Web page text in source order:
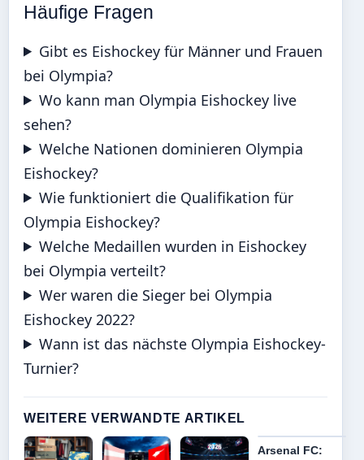
Häufige Fragen
Gibt es Eishockey für Männer und Frauen
bei Olympia?
Wo kann man Olympia Eishockey live
sehen?
Welche Nationen dominieren Olympia
Eishockey?
Wie funktioniert die Qualifikation für
Olympia Eishockey?
Welche Medaillen wurden in Eishockey
bei Olympia verteilt?
Wer waren die Sieger bei Olympia
Eishockey 2022?
Wann ist das nächste Olympia Eishockey-
Turnier?
WEITERE VERWANDTE ARTIKEL
Arsenal FC: